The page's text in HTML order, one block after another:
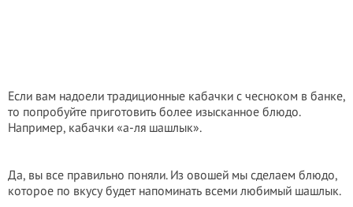
Если вам надоели традиционные кабачки с чесноком в банке,
то попробуйте приготовить более изысканное блюдо.
Например, кабачки «а-ля шашлык».
Да, вы все правильно поняли. Из овошей мы сделаем блюдо,
которое по вкусу будет напоминать всеми любимый шашлык.